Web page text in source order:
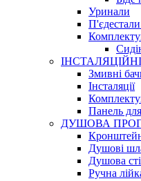
Уринали
Змивні
Інсталяції
Панель для
ДУШОВА
Душові
Душова
Ручна